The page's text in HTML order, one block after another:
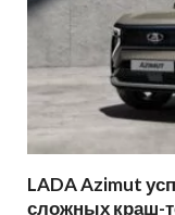
LADA Azimut
сложных краш-